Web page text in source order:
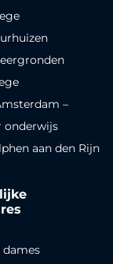
–
onderwijs
aan den Rijn